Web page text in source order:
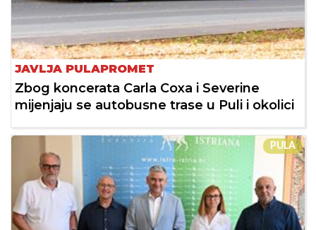
JAVLJA PULAPROMET
Zbog koncerata Carla Coxa i Severine
mijenjaju se autobusne trase u Puli i okolici
PULA